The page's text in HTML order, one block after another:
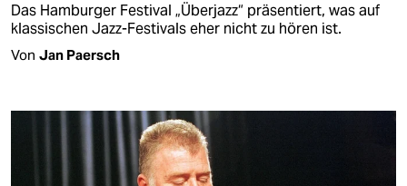
Das Hamburger Festival „Überjazz“ präsentiert, was auf
klassischen Jazz-Festivals eher nicht zu hören ist.
Von Jan Paersch